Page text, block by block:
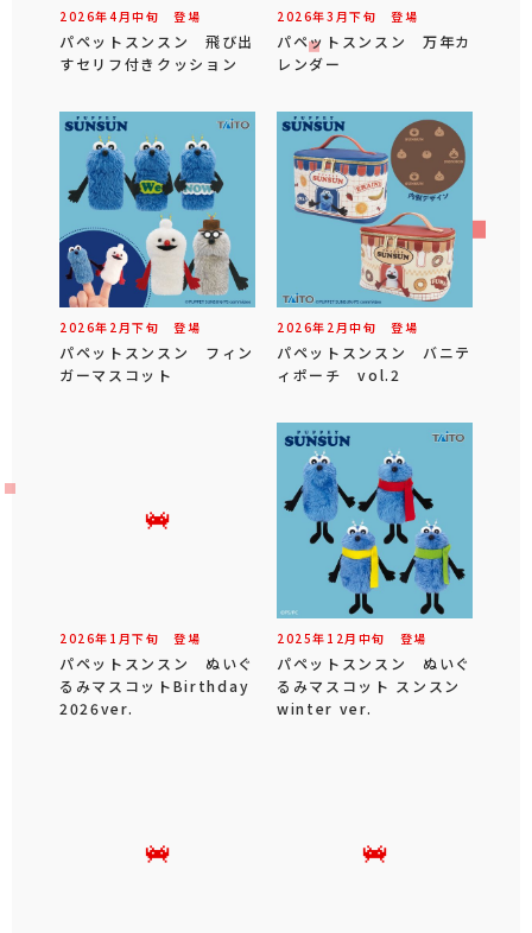
2026年4 月中旬 登場
パペットスンスン 飛び出
すセリフ付きクッション
2026年3 月下旬 登場
パペットスンスン 万年カ
レンダー
2026年 2 月下旬 登場
パペットスンスン フィン
ガーマスコット
2026年 2 月中旬 登場
パペットスンスン バニテ
ィポーチ vol.2
2026年 1 月下旬 登場
パペットスンスン ぬいぐ
るみマスコットBirthday
2026ver.
2025年 12 月 中旬 登場
パペットスンスン ぬいぐ
るみマスコット スンスン
winter ver.